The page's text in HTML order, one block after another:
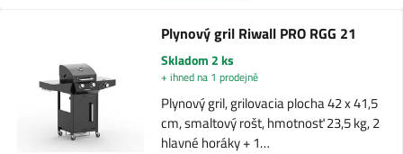
Plynový gril Riwall PRO RGG 21
Skladom 2 ks
+ ihned na 1 prodejně
Plynový gril, grilovacia plocha 42 x 41,5
cm, smaltový rošt, hmotnosť 23,5 kg, 2
hlavné horáky + 1…